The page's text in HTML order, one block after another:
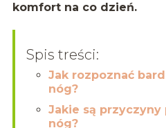
komfort na co dzień.
Spis treści:
Jak rozpoznać
nóg?
Jakie są
nóg?